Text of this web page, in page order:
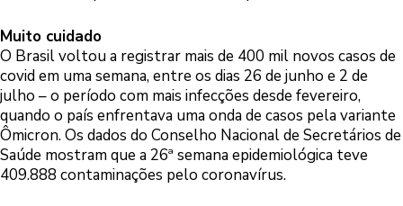
Muito cuidado
O Brasil voltou a registrar mais de 400 mil novos casos de
covid em uma semana, entre os dias 26 de junho e 2 de
julho – o período com mais infecções desde fevereiro,
quando o país enfrentava uma onda de casos pela variante
Ômicron. Os dados do Conselho Nacional de Secretários de
Saúde mostram que a 26ª semana epidemiológica teve
409.888 contaminações pelo coronavírus.